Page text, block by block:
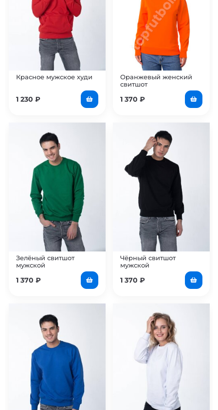
Красное мужское худи
1 230 ₽
Оранжевый женский
свитшот
1 370 ₽
Зелёный свитшот
мужской
1 370 ₽
Чёрный свитшот
мужской
1 370 ₽